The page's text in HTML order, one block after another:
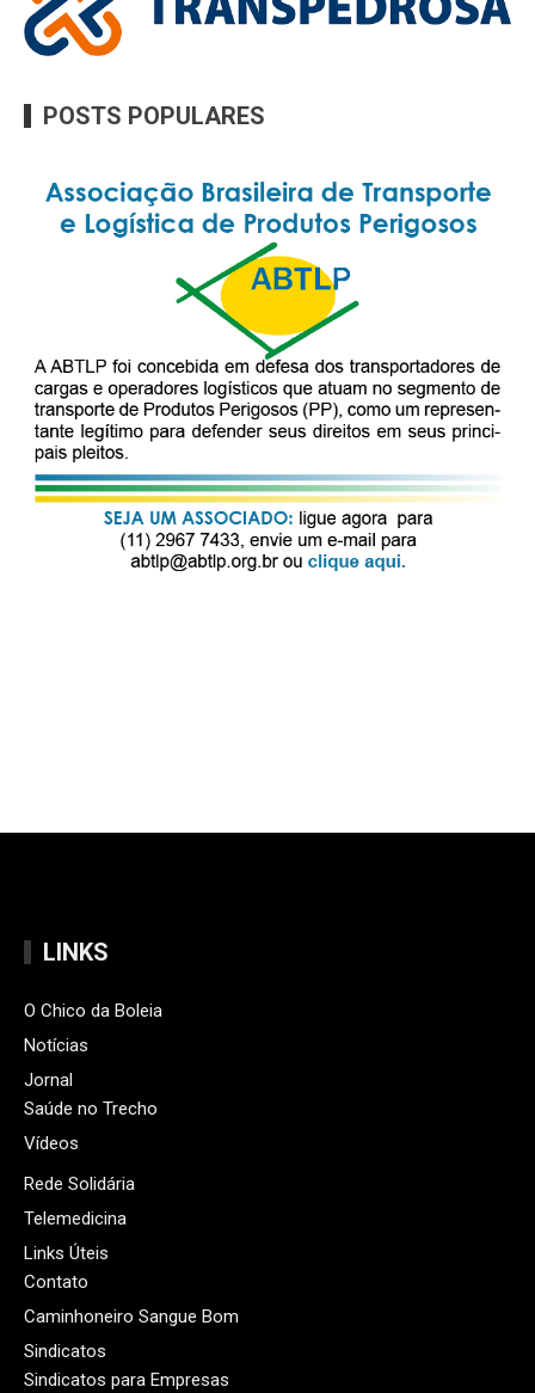
POSTS POPULARES
LINKS
O Chico da Boleia
Notícias
Jornal
Saúde no Trecho
Vídeos
Rede Solidária
Telemedicina
Links Úteis
Contato
Caminhoneiro Sangue Bom
Sindicatos
Sindicatos para Empresas